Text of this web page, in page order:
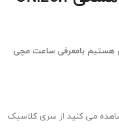
هستیم بامعرفی ساعت مچی
می کنید از سری کلاسیک